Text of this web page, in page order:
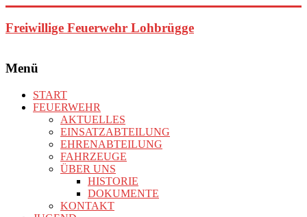
Inhalt
springen
Freiwillige Feuerwehr Lohbrügge
Menü
START
FEUERWEHR
AKTUELLES
EINSATZABTEILUNG
EHRENABTEILUNG
FAHRZEUGE
ÜBER UNS
HISTORIE
DOKUMENTE
KONTAKT